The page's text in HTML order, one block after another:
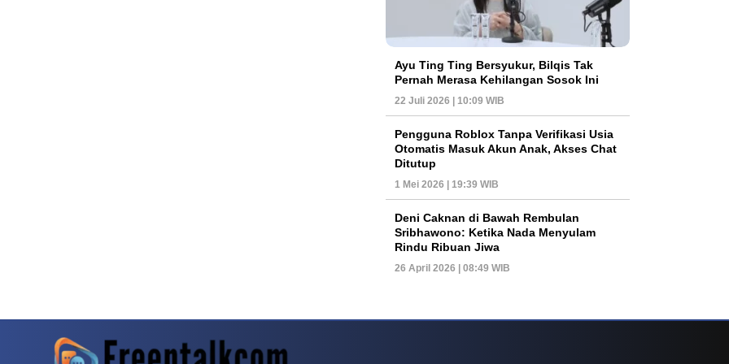
Ayu Ting Ting Bersyukur, Bilqis Tak
Pernah Merasa Kehilangan Sosok Ini
22 Juli 2026 | 10:09 WIB
Pengguna Roblox Tanpa Verifikasi Usia
Otomatis Masuk Akun Anak, Akses Chat
Ditutup
1 Mei 2026 | 19:39 WIB
Deni Caknan di Bawah Rembulan
Sribhawono: Ketika Nada Menyulam
Rindu Ribuan Jiwa
26 April 2026 | 08:49 WIB